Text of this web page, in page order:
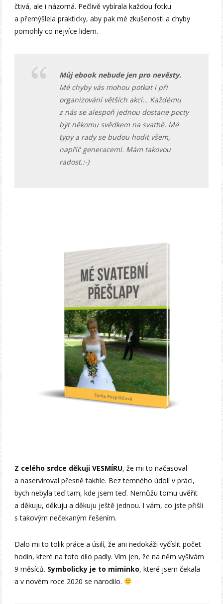
čtivá, ale i názorná. Pečlivě vybírala každou fotku
a přemýšlela prakticky, aby pak mé zkušenosti a chyby
pomohly co nejvíce lidem.
Můj ebook nebude jen pro nevěsty.
Mé chyby vás mohou potkat i při
organizování větších akcí… Každému
z nás se alespoň jednou dostane pocty
být někomu svědkem na svatbě. Mé
typy a rady se budou hodit všem,
napříč generacemi. Mám takovou
radost.:-)
Z celého srdce děkuji VESMÍRU, že mi to načasoval
a naservíroval přesně takhle. Bez temného údolí v práci,
bych nebyla teď tam, kde jsem teď. Nemůžu tomu uvěřit
a děkuju, děkuju a děkuju ještě jednou. I vám, co jste přišli
s takovým nečekaným řešením.
Dalo mi to tolik práce a úsilí, že ani nedokáži vyčíslit počet
hodin, které na toto dílo padly. Vím jen, že na něm vyšívám
9 měsíců. Symbolicky je to miminko, které jsem čekala
a v novém roce 2020 se narodilo.